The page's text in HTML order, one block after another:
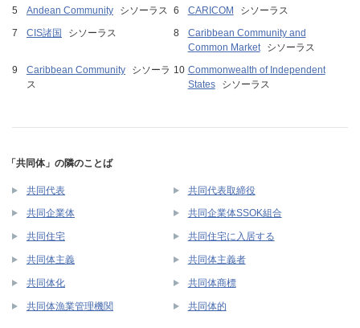
Andean Community
シソーラス CARICOM
シソーラス
CIS諸国
シソーラス
Caribbean Community and
Common Market
シソーラス
Caribbean Community
シソーラ
ス
Commonwealth of Independent
States
シソーラス
「共同体」の隣のことば
共同代表 共同代表取締役
共同企業体 共同企業体SSOK組合
共同住宅 共同住宅に入居する
共同体主義 共同体主義者
共同体化 共同体商標
共同体漁業管理機関 共同体的